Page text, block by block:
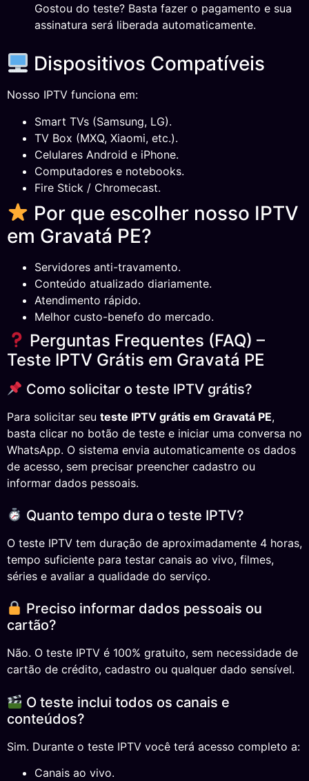
Gostou do teste? Basta fazer o pagamento e sua
assinatura será liberada automaticamente.
Dispositivos Compatíveis
Nosso IPTV funciona em:
Smart TVs (Samsung, LG).
TV Box (MXQ, Xiaomi, etc.).
Celulares Android e iPhone.
Computadores e notebooks.
Fire Stick / Chromecast.
Por que escolher nosso IPTV
em Gravatá PE?
Servidores anti-travamento.
Conteúdo atualizado diariamente.
Atendimento rápido.
Melhor custo-benefo do mercado.
Perguntas Frequentes (FAQ) –
Teste IPTV Grátis em Gravatá PE
Como solicitar o teste IPTV grátis?
Para solicitar seu teste IPTV grátis em Gravatá PE,
basta clicar no botão de teste e iniciar uma conversa no
WhatsApp. O sistema envia automaticamente os dados
de acesso, sem precisar preencher cadastro ou
informar dados pessoais.
Quanto tempo dura o teste IPTV?
O teste IPTV tem duração de aproximadamente 4 horas,
tempo suficiente para testar canais ao vivo, filmes,
séries e avaliar a qualidade do serviço.
Preciso informar dados pessoais ou
cartão?
Não. O teste IPTV é 100% gratuito, sem necessidade de
cartão de crédito, cadastro ou qualquer dado sensível.
O teste inclui todos os canais e
conteúdos?
Sim. Durante o teste IPTV você terá acesso completo a:
Canais ao vivo.